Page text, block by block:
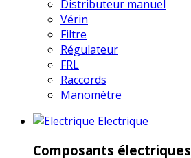
Distributeur manuel
Vérin
Filtre
Régulateur
FRL
Raccords
Manomètre
Electrique
Composants électriques